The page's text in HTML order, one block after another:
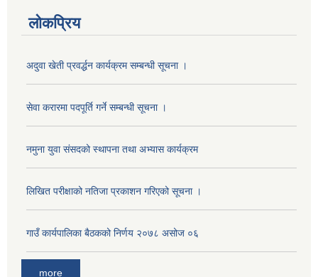
लोकप्रिय
अदुवा खेती प्रवर्द्धन कार्यक्रम सम्बन्धी सूचना ।
सेवा करारमा पदपूर्ति गर्ने सम्बन्धी सूचना ।
नमुना युवा संसदको स्थापना तथा अभ्यास कार्यक्रम
लिखित परीक्षाको नतिजा प्रकाशन गरिएको सूचना ।
गाउँ कार्यपालिका बैठकको निर्णय २०७८ असोज ०६
more